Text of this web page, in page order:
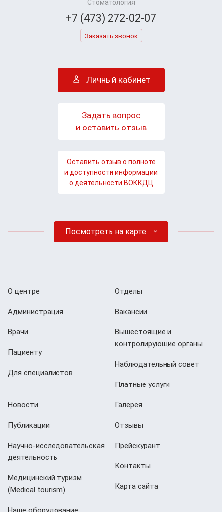
Стоматология
+7 (473) 272-02-07
Заказать звонок
Личный кабинет
Задать вопрос
и оставить отзыв
Оставить отзыв о полноте
и доступности информации
о деятельности ВОККДЦ
Посмотреть на карте
О центре
Администрация
Врачи
Пациенту
Для специалистов
Отделы
Вакансии
Вышестоящие и
контролирующие органы
Наблюдательный совет
Платные услуги
Новости
Публикации
Научно-исследовательская
деятельность
Медицинский туризм
(Мedical tourism)
Наше оборудование
Галерея
Отзывы
Прейскурант
Контакты
Карта сайта